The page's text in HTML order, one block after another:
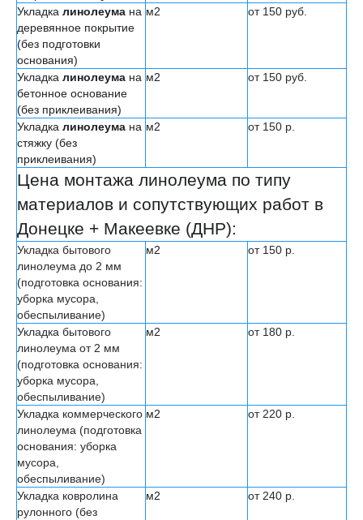
Укладка линолеума на
деревянное покрытие
(без подготовки
основания)
м2 от 150 руб.
Укладка линолеума на
бетонное основание
(без приклеивания)
м2 от 150 руб.
Укладка линолеума на
стяжку (без
приклеивания)
м2 от 150 р.
Цена монтажа линолеума по типу
материалов и сопутствующих работ в
Донецке + Макеевке (ДНР):
Укладка бытового
линолеума до 2 мм
(подготовка основания:
уборка мусора,
обеспыливание)
м2 от 150 р.
Укладка бытового
линолеума от 2 мм
(подготовка основания:
уборка мусора,
обеспыливание)
м2 от 180 р.
Укладка коммерческого
линолеума (подготовка
основания: уборка
мусора,
обеспыливание)
м2 от 220 р.
Укладка ковролина
рулонного (без
м2 от 240 р.